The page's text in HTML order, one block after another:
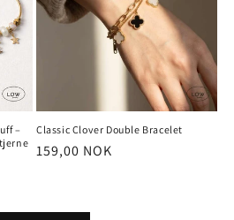
–
Classic Clover Double Bracelet
Vanlig
159,00 NOK